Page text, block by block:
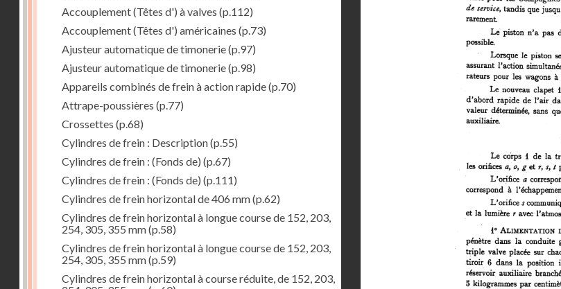
Accouplement (Têtes d') à valves (p.112)
Accouplement (Têtes d') américaines (p.73)
Ajusteur automatique de timonerie(p.97)
Ajusteur automatique de timonerie(p.98)
Appareils combinés de frein à action rapide(p.70)
Attrape-poussières (p.77)
Crossettes (p.68)
Cylindres de frein : Description(p.55)
Cylindres de frein : (Fonds de) (p.67)
Cylindres de frein : (Fonds de) (p.111)
Cylindres de frein horizontal de 406 mm(p.62)
Cylindres de frein horizontal à longue course de 152, 203,
254, 305, 355 mm(p.58)
Cylindres de frein horizontal à longue course de 152, 203,
254, 305, 355 mm(p.59)
Cylindres de frein horizontal à course réduite, de 152, 203,